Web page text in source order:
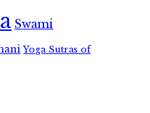
Swami
Yoga Sutras of